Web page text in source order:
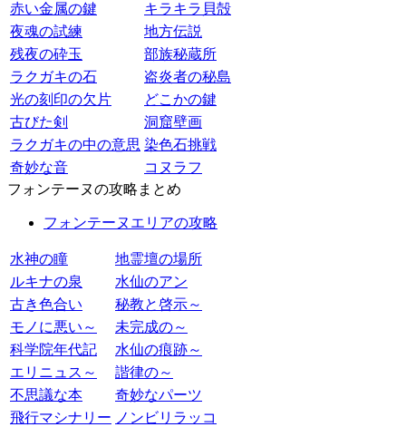
赤い金属の鍵
キラキラ貝殻
夜魂の試練
地方伝説
残夜の砕玉
部族秘蔵所
ラクガキの石
盗炎者の秘島
光の刻印の欠片
どこかの鍵
古びた剣
洞窟壁画
ラクガキの中の意思 染色石挑戦
奇妙な音
コヌラフ
フォンテーヌの攻略まとめ
フォンテーヌエリアの攻略
水神の瞳
地霊壇の場所
ルキナの泉
水仙のアン
古き色合い
秘教と啓示～
モノに悪い～
未完成の～
科学院年代記
水仙の痕跡～
エリニュス～
諧律の～
不思議な本
奇妙なパーツ
飛行マシナリー ノンビリラッコ